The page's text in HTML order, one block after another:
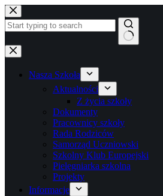
Przejdź
do
treści
Brak
wyników
Nasza Szkoła
Aktualności
Z życia szkoły
Dokumenty
Pracownicy szkoły
Rada Rodziców
Samorząd Uczniowski
Szkolny Klub Europejski
Pielęgniarka szkolna
Projekty
Informacje